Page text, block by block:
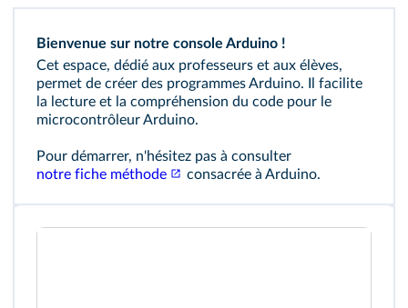
Bienvenue sur notre console Arduino !
Cet espace, dédié aux professeurs et aux élèves,
permet de créer des programmes Arduino. Il facilite
la lecture et la compréhension du code pour le
microcontrôleur Arduino.
Pour démarrer, n'hésitez pas à consulter
notre fiche méthode
consacrée à Arduino.